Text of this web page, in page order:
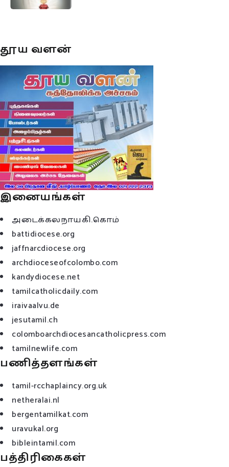
தூய வளன்
இனையங்கள்
அடைக்கலநாயகி.கொம்
battidiocese.org
jaffnarcdiocese.org
archdioceseofcolombo.com
kandydiocese.net
tamilcatholicdaily.com
iraivaalvu.de
jesutamil.ch
colomboarchdiocesancatholicpress.com
tamilnewlife.com
பணித்தளங்கள்
tamil-rcchaplaincy.org.uk
netheralai.nl
bergentamilkat.com
uravukal.org
bibleintamil.com
பத்திரிகைகள்